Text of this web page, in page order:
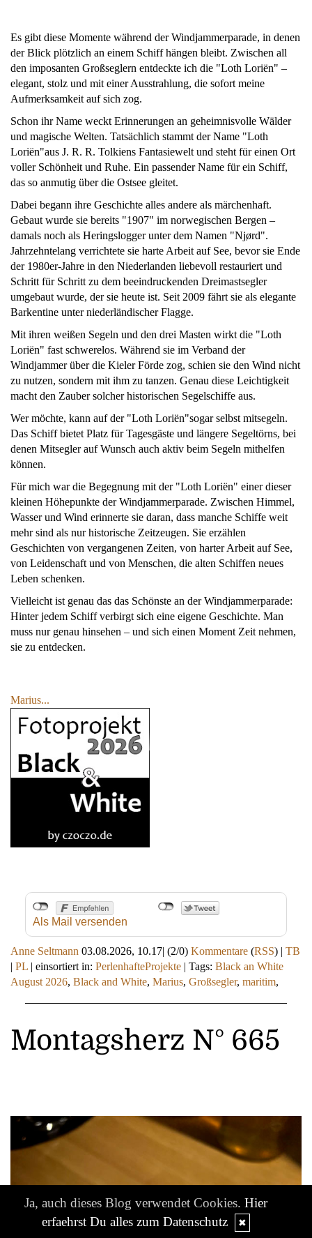
Es gibt diese Momente während der Windjammerparade, in denen
der Blick plötzlich an einem Schiff hängen bleibt. Zwischen all
den imposanten Großseglern entdeckte ich die "Loth Loriën" –
elegant, stolz und mit einer Ausstrahlung, die sofort meine
Aufmerksamkeit auf sich zog.
Schon ihr Name weckt Erinnerungen an geheimnisvolle Wälder
und magische Welten. Tatsächlich stammt der Name "Loth
Loriën"aus J. R. R. Tolkiens Fantasiewelt und steht für einen Ort
voller Schönheit und Ruhe. Ein passender Name für ein Schiff,
das so anmutig über die Ostsee gleitet.
Dabei begann ihre Geschichte alles andere als märchenhaft.
Gebaut wurde sie bereits "1907" im norwegischen Bergen –
damals noch als Heringslogger unter dem Namen "Njørd".
Jahrzehntelang verrichtete sie harte Arbeit auf See, bevor sie Ende
der 1980er-Jahre in den Niederlanden liebevoll restauriert und
Schritt für Schritt zu dem beeindruckenden Dreimastsegler
umgebaut wurde, der sie heute ist. Seit 2009 fährt sie als elegante
Barkentine unter niederländischer Flagge.
Mit ihren weißen Segeln und den drei Masten wirkt die "Loth
Loriën" fast schwerelos. Während sie im Verband der
Windjammer über die Kieler Förde zog, schien sie den Wind nicht
zu nutzen, sondern mit ihm zu tanzen. Genau diese Leichtigkeit
macht den Zauber solcher historischen Segelschiffe aus.
Wer möchte, kann auf der "Loth Loriën"sogar selbst mitsegeln.
Das Schiff bietet Platz für Tagesgäste und längere Segeltörns, bei
denen Mitsegler auf Wunsch auch aktiv beim Segeln mithelfen
können.
Für mich war die Begegnung mit der "Loth Loriën" einer dieser
kleinen Höhepunkte der Windjammerparade. Zwischen Himmel,
Wasser und Wind erinnerte sie daran, dass manche Schiffe weit
mehr sind als nur historische Zeitzeugen. Sie erzählen
Geschichten von vergangenen Zeiten, von harter Arbeit auf See,
von Leidenschaft und von Menschen, die alten Schiffen neues
Leben schenken.
Vielleicht ist genau das das Schönste an der Windjammerparade:
Hinter jedem Schiff verbirgt sich eine eigene Geschichte. Man
muss nur genau hinsehen – und sich einen Moment Zeit nehmen,
sie zu entdecken.
Marius...
Als Mail versenden
Anne Seltmann 03.08.2026, 10.17| (2/0) Kommentare (RSS) | TB
| PL | einsortiert in: PerlenhafteProjekte | Tags: Black an White
August 2026, Black and White, Marius, Großsegler, maritim,
Montagsherz N° 665
Ja, auch dieses Blog verwendet Cookies. Hier
erfaehrst Du alles zum Datenschutz
✖